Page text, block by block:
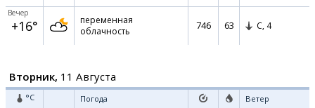
Вечер
+16°
переменная
облачность
746 63 С, 4
Вторник, 11 Августа
°C Погода Ветер